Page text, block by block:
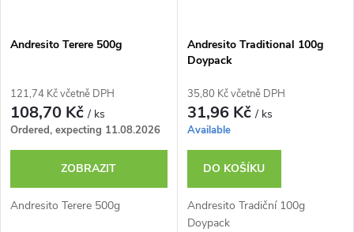
Andresito Terere 500g
121,74 Kč včetně DPH
108,70 Kč/ ks
Ordered, expecting 11.08.2026
ZOBRAZIT
Andresito Terere 500g
Andresito Traditional 100g
Doypack
35,80 Kč včetně DPH
31,96 Kč/ ks
Available
DO KOŠÍKU
Andresito Tradiční 100g
Doypack